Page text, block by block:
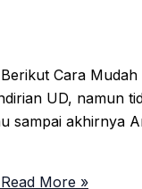
Cara Mudah
UD, namun
sampai akhirnya
Read More »